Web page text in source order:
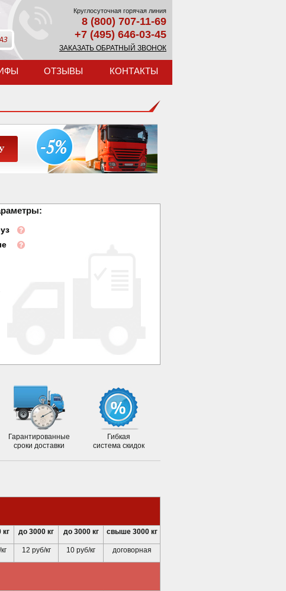
Круглосуточная горячая линия
8 (800) 707-11-69
+7 (495) 646-03-45
ЗАКАЗАТЬ ОБРАТНЫЙ ЗВОНОК
ОТЗЫВЫ КОНТАКТЫ
Гарантированные
сроки доставки
Гибкая
система скидок
кг до 3000 кг до 3000 кг свыше 3000 кг
12 руб/кг 10 руб/кг договорная